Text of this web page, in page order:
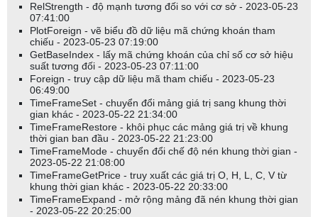
RelStrength - độ mạnh tương đối so với cơ sở - 2023-05-23
07:41:00
PlotForeign - vẽ biểu đồ dữ liệu mã chứng khoán tham
chiếu - 2023-05-23 07:19:00
GetBaseIndex - lấy mã chứng khoán của chỉ số cơ sở hiệu
suất tương đối - 2023-05-23 07:11:00
Foreign - truy cập dữ liệu mã tham chiếu - 2023-05-23
06:49:00
TimeFrameSet - chuyển đổi mảng giá trị sang khung thời
gian khác - 2023-05-22 21:34:00
TimeFrameRestore - khôi phục các mảng giá trị về khung
thời gian ban đầu - 2023-05-22 21:23:00
TimeFrameMode - chuyển đổi chế độ nén khung thời gian -
2023-05-22 21:08:00
TimeFrameGetPrice - truy xuất các giá trị O, H, L, C, V từ
khung thời gian khác - 2023-05-22 20:33:00
TimeFrameExpand - mở rộng mảng đã nén khung thời gian
- 2023-05-22 20:25:00